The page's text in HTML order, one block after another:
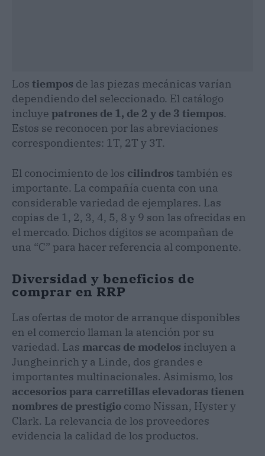
Los tiempos de las piezas mecánicas varían
dependiendo del seleccionado. El catálogo
incluye patrones de 1, de 2 y de 3 tiempos.
Estos se reconocen por las abreviaciones
correspondientes: 1T, 2T y 3T.
El conocimiento de los cilindros también es
importante. La compañía cuenta con una
considerable variedad de ejemplares. Las
copias de 1, 2, 3, 4, 5, 8 y 9 son las ofrecidas en
el mercado. Dichos dígitos se acompañan de
una “C” para hacer referencia al componente.
Diversidad y beneficios de
comprar en RRP
Las ofertas de motor de arranque disponibles
en el comercio llaman la atención por su
variedad. Las marcas de modelos incluyen a
Jungheinrich y a Linde, dos grandes e
importantes multinacionales. Asimismo, los
accesorios para carretillas elevadoras tienen
nombres de prestigio como Nissan, Hyster y
Clark. La relevancia de los proveedores
evidencia la calidad de los productos.